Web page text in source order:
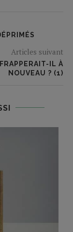
Articles suivant
IL À
NOUVEAU ? (1)